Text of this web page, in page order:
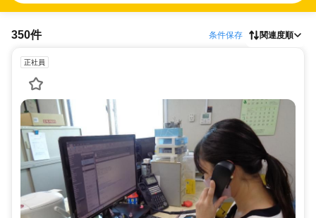
350件 条件保存 関連度順
正社員